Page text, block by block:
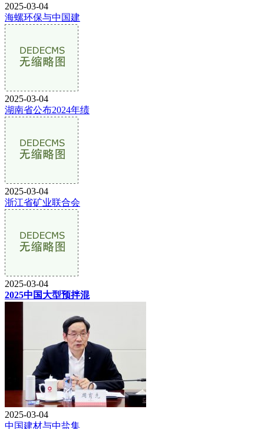
2025-03-04
海螺环保与中国建
2025-03-04
湖南省公布2024年绩
2025-03-04
浙江省矿业联合会
2025-03-04
2025中国大型预拌混
2025-03-04
中国建材与中盐集